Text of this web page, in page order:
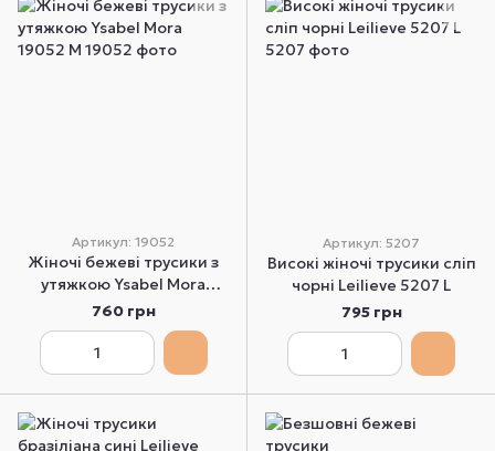
Артикул: 19052
Жіночі бежеві трусики з
утяжкою Ysabel Mora
19052 M
760 грн
Артикул: 5207
Високі жіночі трусики сліп
чорні Leilieve 5207 L
795 грн